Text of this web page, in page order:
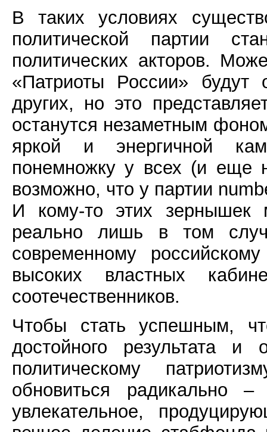
В таких условиях
политической партии
политических акторов.
«Патриоты России» будут
других, но это
останутся незаметным
яркой и энергичной
понемножку у всех (и еще
возможно, что у партии
И кому-то этих
реально лишь в том
современному
высоких властных
соотечественников.
Чтобы стать успешным,
достойного результата и
политическому
обновиться радикально
увлекательное,